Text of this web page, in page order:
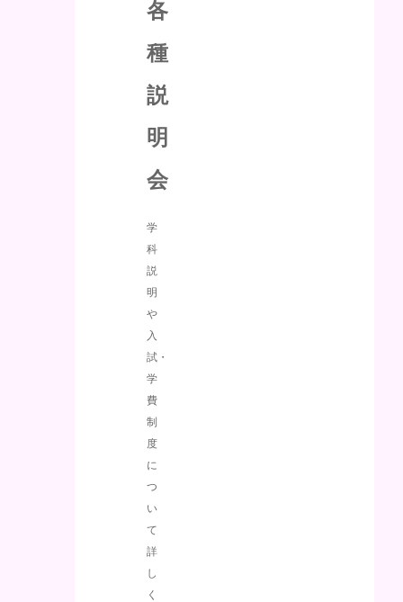
各
種
説
明
会
学
科
説
明
や
入
試・
学
費
制
度
に
つ
い
て
詳
し
く